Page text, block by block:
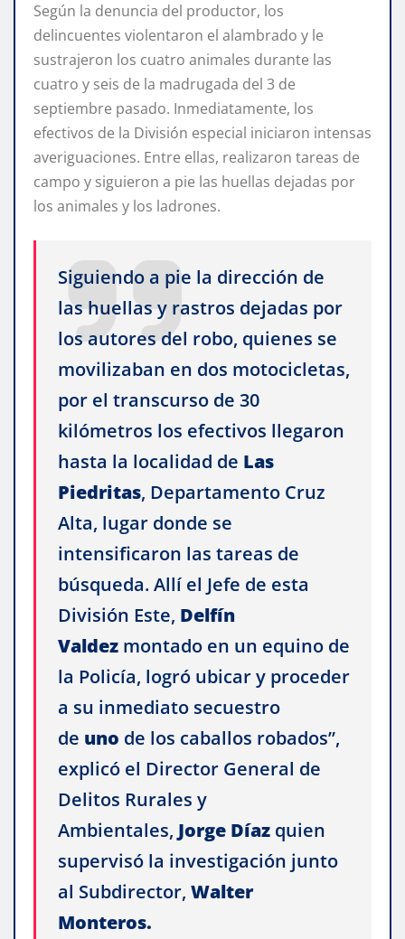
Según la denuncia del productor, los
delincuentes violentaron el alambrado y le
sustrajeron los cuatro animales durante las
cuatro y seis de la madrugada del 3 de
septiembre pasado. Inmediatamente, los
efectivos de la División especial iniciaron intensas
averiguaciones. Entre ellas, realizaron tareas de
campo y siguieron a pie las huellas dejadas por
los animales y los ladrones.
Siguiendo a pie la dirección de
las huellas y rastros dejadas por
los autores del robo, quienes se
movilizaban en dos motocicletas,
por el transcurso de 30
kilómetros los efectivos llegaron
hasta la localidad de Las
Piedritas, Departamento Cruz
Alta, lugar donde se
intensificaron las tareas de
búsqueda. Allí el Jefe de esta
División Este, Delfín
Valdez montado en un equino de
la Policía, logró ubicar y proceder
a su inmediato secuestro
de uno de los caballos robados”,
explicó el Director General de
Delitos Rurales y
Ambientales, Jorge Díaz quien
supervisó la investigación junto
al Subdirector, Walter
Monteros.